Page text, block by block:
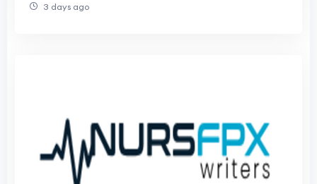
3 days ago